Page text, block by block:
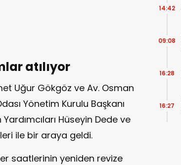
atılıyor
Uğur Gökgöz ve Av. Osman
Yönetim Kurulu Başkanı
Hüseyin Dede ve
ile bir araya geldi.
saatlerinin yeniden revize
14:42
09:08
16:28
16:27